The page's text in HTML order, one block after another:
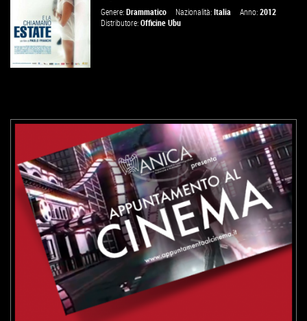
Genere:Drammatico Nazionalità:Italia Anno:2012
Distributore:Officine Ubu